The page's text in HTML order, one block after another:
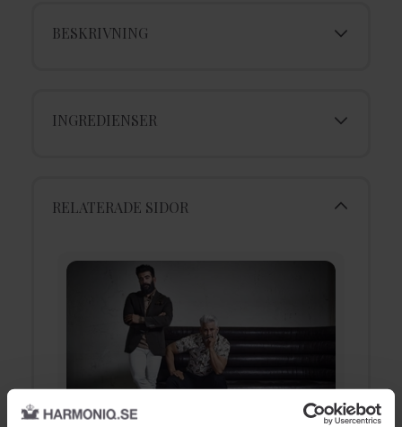
BESKRIVNING
INGREDIENSER
RELATERADE SIDOR